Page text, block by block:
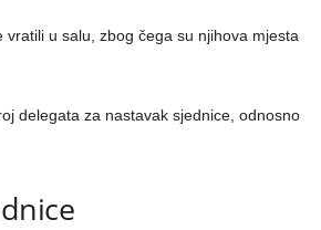
u salu, zbog čega su njihova mjesta
delegata za nastavak sjednice, odnosno